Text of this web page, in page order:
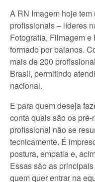
A RN Imagem hoje
profissionais – líderes
Fotografia, Filmagem
formado por baianos.
mais de 200
Brasil, permitindo
nacional.
E para quem deseja
conta quais são os
profissional não se
tecnicamente. É
postura, empatia e,
Essas são as
quem quer entrar na